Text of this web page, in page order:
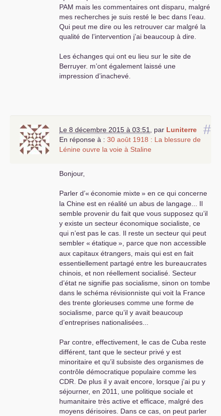
PAM mais les commentaires ont disparu, malgré
mes recherches je suis resté le bec dans l’eau.
Qui peut me dire ou les retrouver car malgré la
qualité de l’intervention j’ai beaucoup à dire.
Les échanges qui ont eu lieu sur le site de
Berruyer. m’ont également laissé une
impression d’inachevé.
#
Le 8 décembre 2015 à 03:51 par Luniterre
En réponse à : 30 août 1918 : La blessure de
Lénine ouvre la voie à Staline
Bonjour,
Parler d’« économie mixte» en ce qui concerne
la Chine est en réalité un abus de langage... Il
semble provenir du fait que vous supposez qu’il
y existe un secteur économique socialiste, ce
qui n’est pas le cas. Il reste un secteur qui peut
sembler « étatique», parce que non accessible
aux capitaux étrangers, mais qui est en fait
essentiellement partagé entre les bureaucrates
chinois, et non réellement socialisé. Secteur
d’état ne signifie pas socialisme, sinon on tombe
dans le schéma révisionniste qui voit la France
des trente glorieuses comme une forme de
socialisme, parce qu’il y avait beaucoup
d’entreprises nationalisées...
Par contre, effectivement, le cas de Cuba reste
différent, tant que le secteur privé y est
minoritaire et qu’il subsiste des organismes de
contrôle démocratique populaire comme les
CDR . De plus il y avait encore, lorsque j’ai pu y
séjourner, en 2011, une politique sociale et
humanitaire très active et efficace, malgré des
moyens dérisoires. Dans ce cas, on peut parler